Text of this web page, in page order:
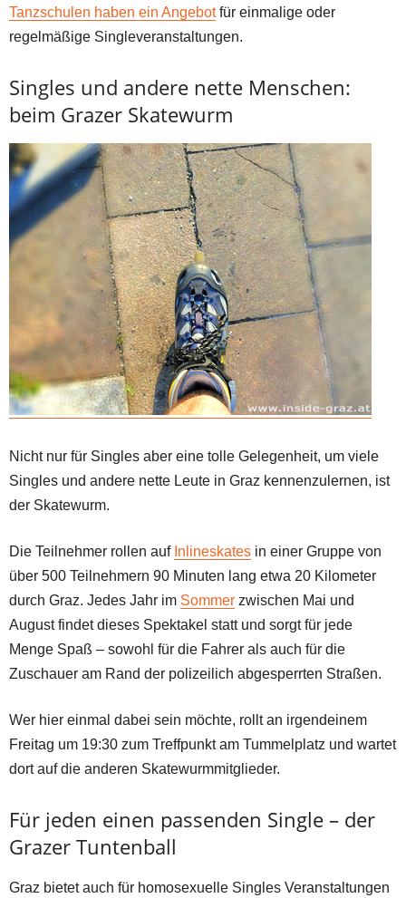
Tanzschulen haben ein Angebotfür einmalige oder
regelmäßige Singleveranstaltungen.
Singles und andere nette Menschen:
beim Grazer Skatewurm
Nicht nur für Singles aber eine tolle Gelegenheit, um viele
Singles und andere nette Leute in Graz kennenzulernen, ist
der Skatewurm.
Die Teilnehmer rollen auf Inlineskates in einer Gruppe von
über 500 Teilnehmern 90 Minuten lang etwa 20 Kilometer
durch Graz. Jedes Jahr im Sommer zwischen Mai und
August findet dieses Spektakel statt und sorgt für jede
Menge Spaß – sowohl für die Fahrer als auch für die
Zuschauer am Rand der polizeilich abgesperrten Straßen.
Wer hier einmal dabei sein möchte, rollt an irgendeinem
Freitag um 19:30 zum Treffpunkt am Tummelplatz und wartet
dort auf die anderen Skatewurmmitglieder.
Für jeden einen passenden Single – der
Grazer Tuntenball
Graz bietet auch für homosexuelle Singles Veranstaltungen